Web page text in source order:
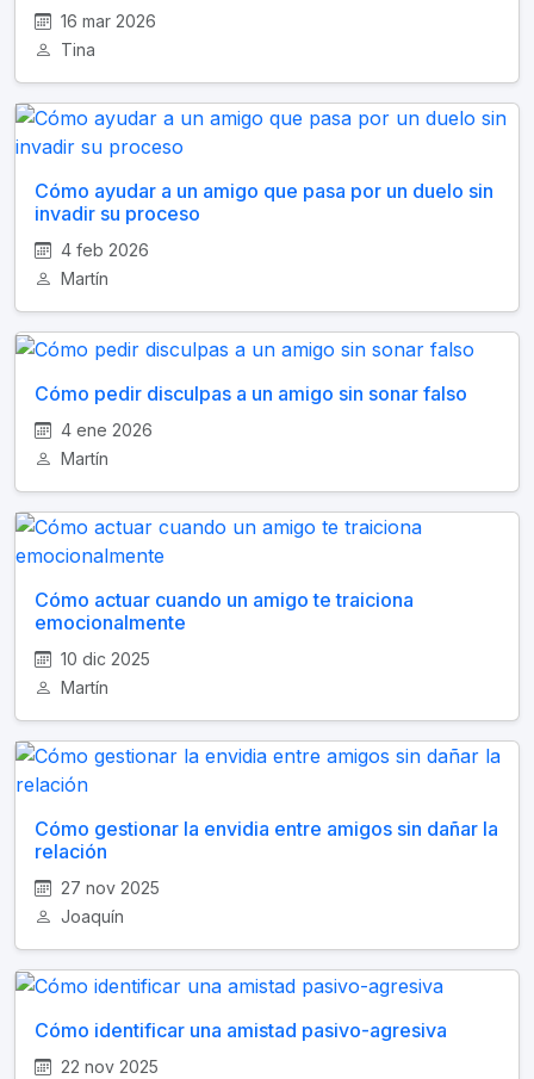
16 mar 2026
Tina
Cómo ayudar a un amigo que pasa por un duelo sin
invadir su proceso
4 feb 2026
Martín
Cómo pedir disculpas a un amigo sin sonar falso
4 ene 2026
Martín
Cómo actuar cuando un amigo te traiciona
emocionalmente
10 dic 2025
Martín
Cómo gestionar la envidia entre amigos sin dañar la
relación
27 nov 2025
Joaquín
Cómo identificar una amistad pasivo-agresiva
22 nov 2025